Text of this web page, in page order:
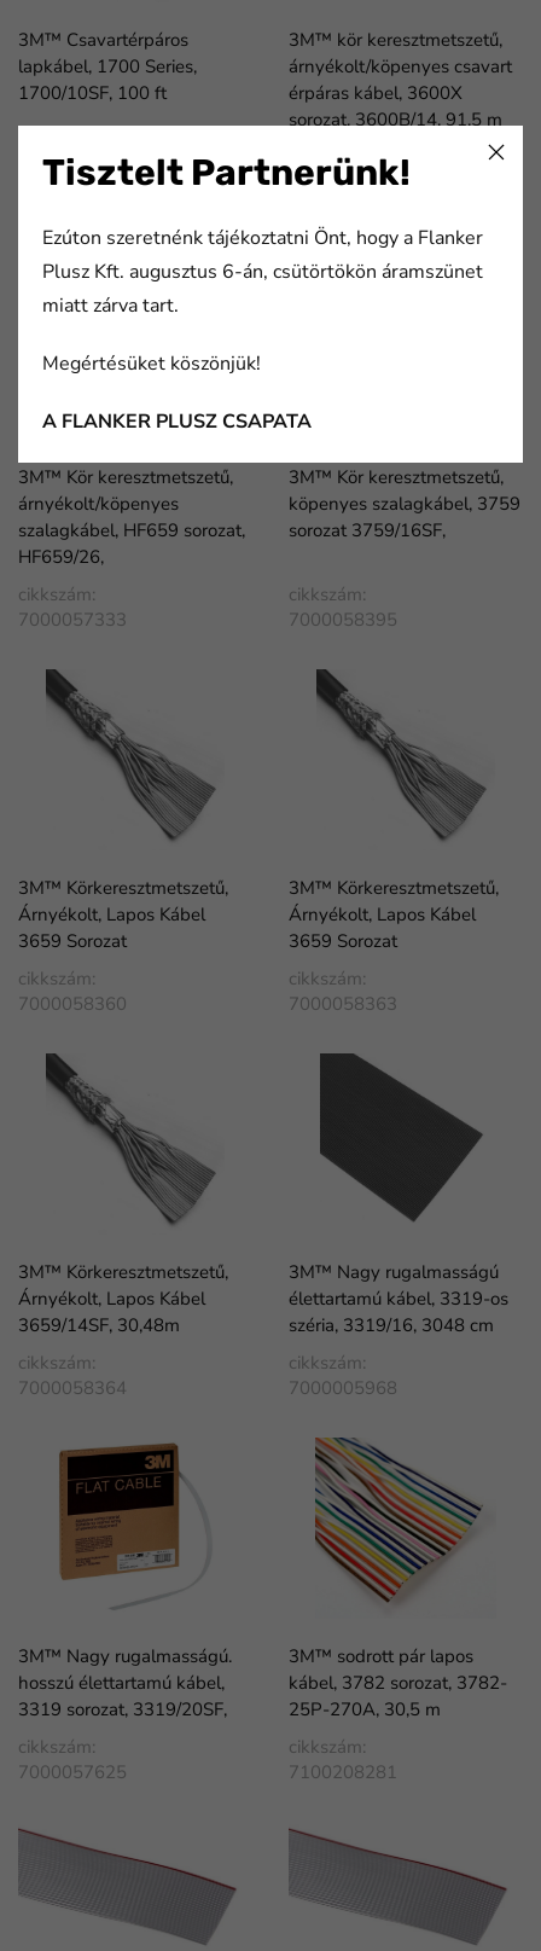
3M™ Csavartérpáros
lapkábel, 1700 Series,
1700/10SF, 100 ft
cikkszám:
3M™ kör keresztmetszetű,
árnyékolt/köpenyes csavart
érpáras kábel, 3600X
sorozat, 3600B/14, 91,5 m
cikkszám:
3M™ Kör keresztmetszetű,
árnyékolt/köpenyes
szalagkábel, HF659 sorozat,
HF659/26,
cikkszám:
7000057333
3M™ Kör keresztmetszetű,
köpenyes szalagkábel, 3759
sorozat 3759/16SF,
cikkszám:
7000058395
3M™ Körkeresztmetszetű,
Árnyékolt, Lapos Kábel
3659 Sorozat
cikkszám:
7000058360
3M™ Körkeresztmetszetű,
Árnyékolt, Lapos Kábel
3659 Sorozat
cikkszám:
7000058363
3M™ Körkeresztmetszetű,
Árnyékolt, Lapos Kábel
3659/14SF, 30,48m
cikkszám:
7000058364
3M™ Nagy rugalmasságú
élettartamú kábel, 3319-os
széria, 3319/16, 3048 cm
cikkszám:
7000005968
3M™ Nagy rugalmasságú.
hosszú élettartamú kábel,
3319 sorozat, 3319/20SF,
cikkszám:
7000057625
3M™ sodrott pár lapos
kábel, 3782 sorozat, 3782-
25P-270A, 30,5 m
cikkszám:
7100208281
Tisztelt Partnerünk!
Ezúton szeretnénk tájékoztatni Önt, hogy a Flanker
Plusz Kft. augusztus 6-án, csütörtökön áramszünet
miatt zárva tart.
Megértésüket köszönjük!
A FLANKER PLUSZ CSAPATA